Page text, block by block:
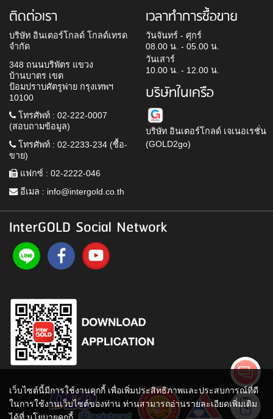
ติดต่อเรา
บริษัท อินเตอร์โกลด์ โกลด์เทรด
จำกัด
348 ถนนบริพัตร แขวง
บ้านบาตร เขต
ป้อมปราบศัตรูพ่าย กรุงเทพฯ
10100
โทรศัพท์ : 02-222-0007
(สอบถามข้อมูล)
โทรศัพท์ : 02-2233-234 (ซื้อ-
ขาย)
แฟกซ์ : 02-2222-046
อีเมล : info@intergold.co.th
เวลาทำการซื้อขาย
วันจันทร์ - ศุกร์
08.00 น. - 05.00 น.
วันเสาร์
10.00 น. - 12.00 น.
บริษัทในเครือ
บริษัท อินเตอร์โกลด์ เจเนอเรชั่น
(GOLD2go)
InterGOLD Social Network
เว็บไซต์นี้มีการใช้งานคุกกี้ เพื่อเพิ่มประสิทธิภาพและประสบการณ์ที่ดี
ในการใช้งานเว็บไซต์ของท่าน ท่านสามารถอ่านรายละเอียดเพิ่มเติม